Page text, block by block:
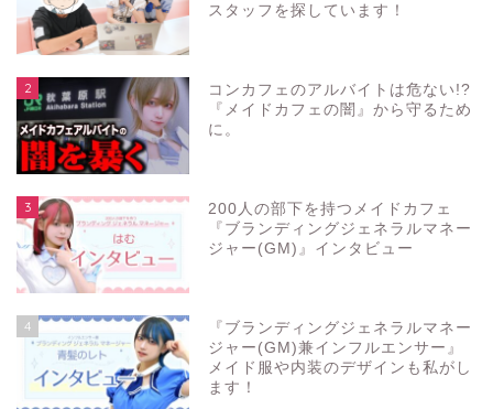
スタッフを探しています！
2
コンカフェのアルバイトは危ない!?
『メイドカフェの闇』から守るため
に。
3
200人の部下を持つメイドカフェ
『ブランディングジェネラルマネー
ジャー(GM)』インタビュー
4
『ブランディングジェネラルマネー
ジャー(GM)兼インフルエンサー』
メイド服や内装のデザインも私がし
ます！